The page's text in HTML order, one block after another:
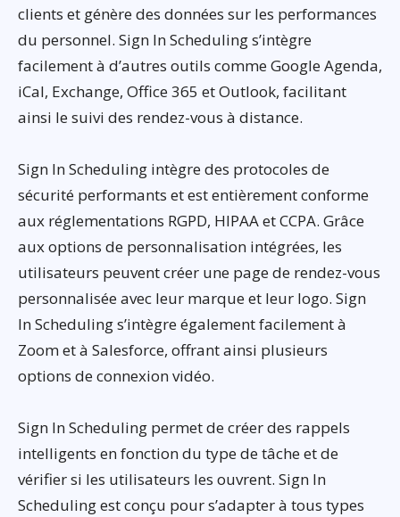
clients et génère des données sur les performances
du personnel. Sign In Scheduling s’intègre
facilement à d’autres outils comme Google Agenda,
iCal, Exchange, Office 365 et Outlook, facilitant
ainsi le suivi des rendez-vous à distance.
Sign In Scheduling intègre des protocoles de
sécurité performants et est entièrement conforme
aux réglementations RGPD, HIPAA et CCPA. Grâce
aux options de personnalisation intégrées, les
utilisateurs peuvent créer une page de rendez-vous
personnalisée avec leur marque et leur logo. Sign
In Scheduling s’intègre également facilement à
Zoom et à Salesforce, offrant ainsi plusieurs
options de connexion vidéo.
Sign In Scheduling permet de créer des rappels
intelligents en fonction du type de tâche et de
vérifier si les utilisateurs les ouvrent. Sign In
Scheduling est conçu pour s’adapter à tous types